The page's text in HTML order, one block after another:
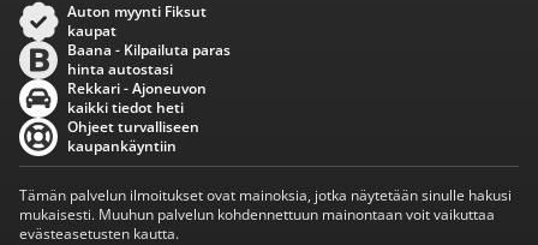
Auton myynti Fiksut
kaupat
Baana - Kilpailuta paras
hinta autostasi
Rekkari - Ajoneuvon
kaikki tiedot heti
Ohjeet turvalliseen
kaupankäyntiin
Tämän palvelun ilmoitukset ovat mainoksia, jotka näytetään sinulle hakusi
mukaisesti. Muuhun palvelun kohdennettuun mainontaan voit vaikuttaa
evästeasetusten kautta.